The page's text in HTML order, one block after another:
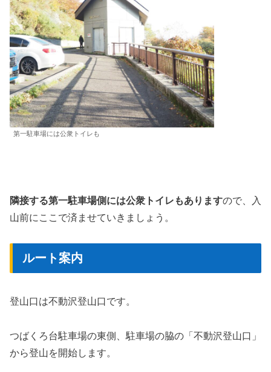
第一駐車場には公衆トイレも
隣接する第一駐車場側には公衆トイレもありますので、入
山前にここで済ませていきましょう。
ルート案内
登山口は不動沢登山口です。
つばくろ台駐車場の東側、駐車場の脇の「不動沢登山口」
から登山を開始します。